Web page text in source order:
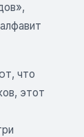
что
этот